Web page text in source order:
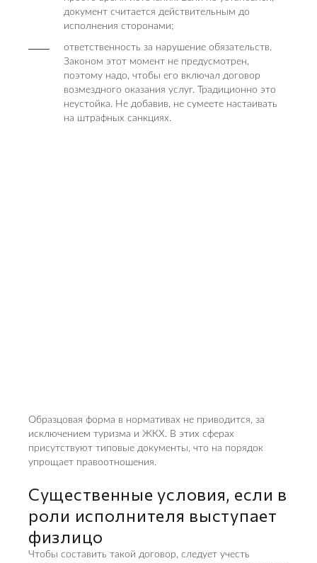
документ считается действительным до
исполнения сторонами;
ответственность за нарушение обязательств.
Законом этот момент не предусмотрен,
поэтому надо, чтобы его включал договор
возмездного оказания услуг. Традиционно это
неустойка. Не добавив, не сумеете настаивать
на штрафных санкциях.
Образцовая форма в нормативах не приводится, за
исключением туризма и ЖКХ. В этих сферах
присутствуют типовые документы, что на порядок
упрощает правоотношения.
Существенные условия, если в
роли исполнителя выступает
физлицо
Чтобы составить такой договор, следует учесть